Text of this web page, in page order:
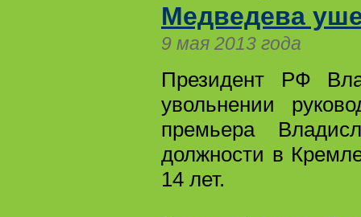
Медведева
9 мая 2013 года
Президент РФ
увольнении
премьера
должности в
14 лет.